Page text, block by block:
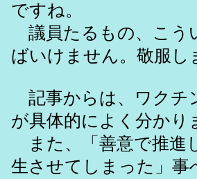
ですね。
議員たるもの、こう
ばいけません。敬服し
記事からは、ワクチ
が具体的によく分かり
また、「善意で推進
生させてしまった」事